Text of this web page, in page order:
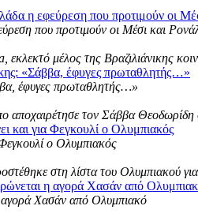
η εφεύρεση που προτιμούν οι
μέλος της Βραζιλιάνικης
«Σάββα, έφυγες πρωταθλητής…»
αποχαιρέτησε τον Σάββα
και για Φεγκουλί ο Ολυμπιακός
στη λίστα του Ολυμπιακού
η αγορά Χασάν από